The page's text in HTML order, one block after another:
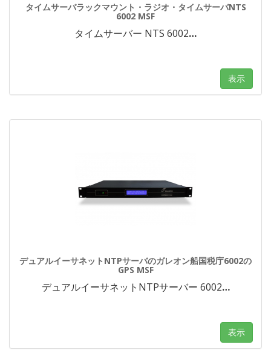
タイムサーバラックマウント・ラジオ・タイムサーバNTS
6002 MSF
タイムサーバー NTS 6002…
表示
デュアルイーサネットNTPサーバのガレオン船国税庁6002の
GPS MSF
デュアルイーサネットNTPサーバー 6002…
表示